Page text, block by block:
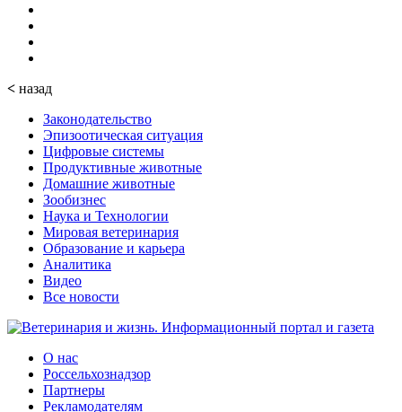
< назад
Законодательство
Эпизоотическая ситуация
Цифровые системы
Продуктивные животные
Домашние животные
Зообизнес
Наука и Технологии
Мировая ветеринария
Образование и карьера
Аналитика
Видео
Все новости
О нас
Россельхознадзор
Партнеры
Рекламодателям